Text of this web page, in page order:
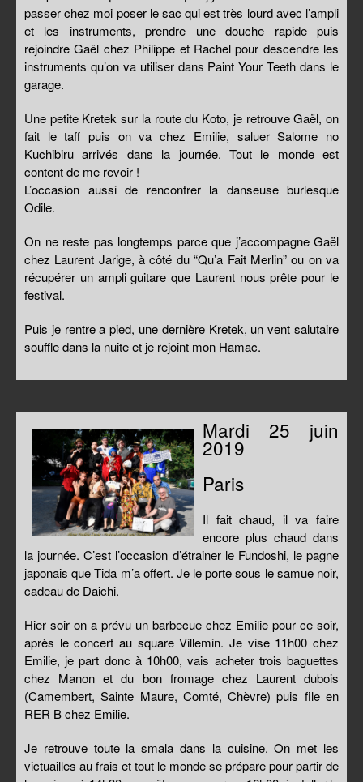
passer chez moi poser le sac qui est très lourd avec l’ampli
et les instruments, prendre une douche rapide puis
rejoindre Gaël chez Philippe et Rachel pour descendre les
instruments qu’on va utiliser dans Paint Your Teeth dans le
garage.
Une petite Kretek sur la route du Koto, je retrouve Gaël, on
fait le taff puis on va chez Emilie, saluer Salome no
Kuchibiru arrivés dans la journée. Tout le monde est
content de me revoir !
L’occasion aussi de rencontrer la danseuse burlesque
Odile.
On ne reste pas longtemps parce que j’accompagne Gaël
chez Laurent Jarige, à côté du “Qu’a Fait Merlin” ou on va
récupérer un ampli guitare que Laurent nous prête pour le
festival.
Puis je rentre a pied, une dernière Kretek, un vent salutaire
souffle dans la nuite et je rejoint mon Hamac.
Mardi 25 juin
2019
Paris
Il fait chaud, il va faire
encore plus chaud dans
la journée. C’est l’occasion d’étrainer le Fundoshi, le pagne
japonais que Tida m’a offert. Je le porte sous le samue noir,
cadeau de Daichi.
Hier soir on a prévu un barbecue chez Emilie pour ce soir,
après le concert au square Villemin. Je vise 11h00 chez
Emilie, je part donc à 10h00, vais acheter trois baguettes
chez Manon et du bon fromage chez Laurent dubois
(Camembert, Sainte Maure, Comté, Chèvre) puis file en
RER B chez Emilie.
Je retrouve toute la smala dans la cuisine. On met les
victuailles au frais et tout le monde se prépare pour partir de